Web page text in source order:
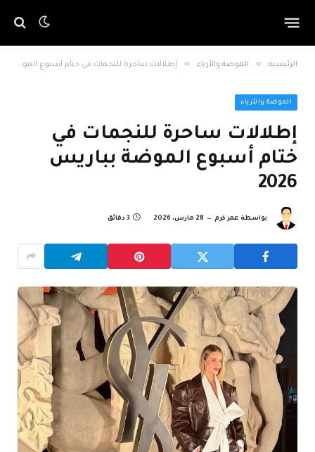
الرئيسية » الموضة والأزياء » إطلالات ساحرة للنجمات في ختام أسبوع الموضة بباريس 2026
الموضة والأزياء
إطلالات ساحرة للنجمات في
ختام أسبوع الموضة بباريس
2026
بواسطة عمر كرم 28 مارس، 2026 3 دقائق